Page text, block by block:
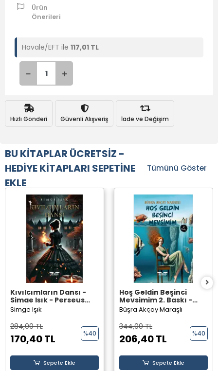
Ürün
Önerileri
Havale/EFT ile 117,01 TL
Hızlı Gönderi Güvenli Alışveriş İade ve Değişim
BU KİTAPLAR ÜCRETSİZ -
HEDİYE KİTAPLARI SEPETİNE
EKLE
Tümünü Göster
Kıvılcımların Dansı -
Simge Işık - Perseus
Yayınevi -
Simge Işık
284,00 TL
170,40 TL %40
Sepete Ekle
Hoş Geldin Beşinci
Mevsimim 2. Baskı -
Büşra Akçay Maraşlı -
Perseus Yayınevi -
Büşra Akçay Maraşlı
344,00 TL
206,40 TL %40
Sepete Ekle